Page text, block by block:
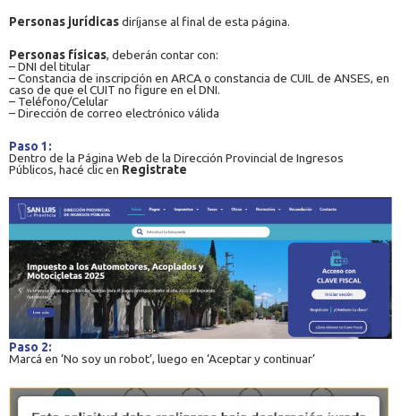
Personas jurídicasdiríjanse al final de esta página.
Personas físicas, deberán contar con:
– DNI del titular
– Constancia de inscripción en ARCA o constancia de CUIL de ANSES, en
caso de que el CUIT no figure en el DNI.
– Teléfono/Celular
– Dirección de correo electrónico válida
Paso 1:
Dentro de la Página Web de la Dirección Provincial de Ingresos
Públicos, hacé clic en Registrate
Paso 2:
Marcá en ‘No soy un robot’, luego en ‘Aceptar y continuar’